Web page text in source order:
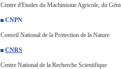
Centre d'Etudes du Machinisme Agricole, du
CNPN
Conseil National de la Protection de la Nature
CNRS
Centre National de la Recherche Scientifique